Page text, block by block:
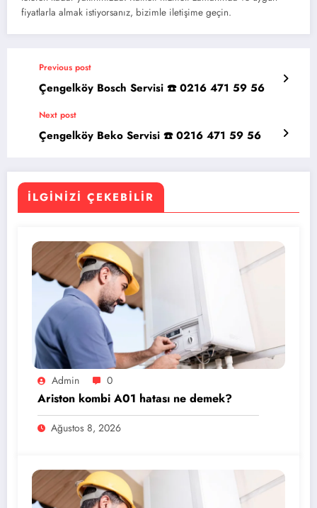
fiyatlarla almak istiyorsanız, bizimle iletişime geçin.
Previous post
Çengelköy Bosch Servisi ☎️ 0216 471 59 56
Next post
Çengelköy Beko Servisi ☎️ 0216 471 59 56
İLGINIZI ÇEKEBILIR
Admin 0
Ariston kombi A01 hatası ne demek?
Ağustos 8, 2026